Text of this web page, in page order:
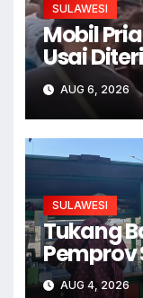
SULAWESI
Mobil
Usai
AUG 6, 2026
SULAWESI
Tukang
Pemprov
AUG 4, 2026